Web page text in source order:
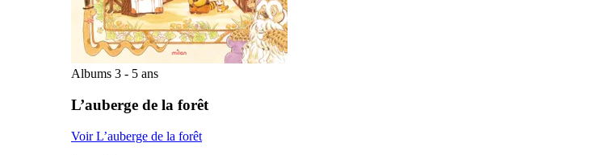
Albums 3 - 5 ans
L’auberge de la forêt
Voir L’auberge de la forêt